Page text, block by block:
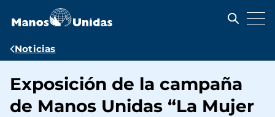
contenido
Ruta
navegación
Noticias
Exposición de la campaña
de Manos Unidas “La Mujer